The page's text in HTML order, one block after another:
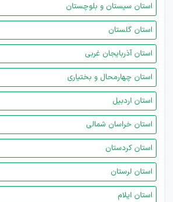
استان سیستان و بلوچستان
استان گلستان
استان آذربایجان غربی
استان چهارمحال و بختیاری
استان اردبیل
استان خراسان شمالی
استان کردستان
استان لرستان
استان ایلام